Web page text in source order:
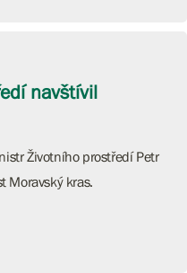
navštívil
Životního prostředí Petr
Moravský kras.